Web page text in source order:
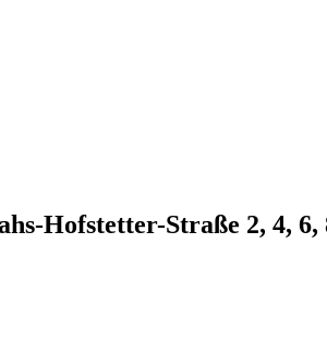
Hofstetter-Straße 2, 4, 6,